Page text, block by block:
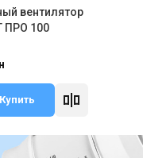
вентилятор
ПРО 100
Купить